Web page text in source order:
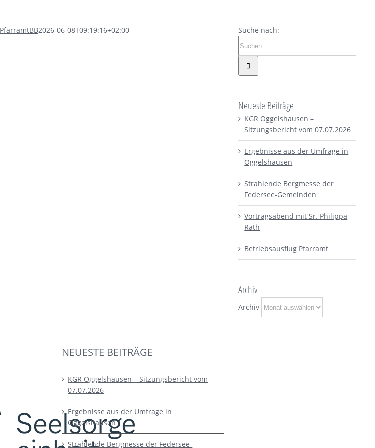
PfarramtBB2026-06-08T09:19:16+02:00
Suche nach:
Neueste Beiträge
KGR Oggelshausen –
Sitzungsbericht vom 07.07.2026
Ergebnisse aus der Umfrage in
Oggelshausen
Strahlende Bergmesse der
Federsee-Gemeinden
Vortragsabend mit Sr. Philippa
Rath
Betriebsausflug Pfarramt
Archiv
Archiv
NEUESTE BEITRÄGE
KGR Oggelshausen – Sitzungsbericht vom
07.07.2026
Ergebnisse aus der Umfrage in
Oggelshausen
Strahlende Bergmesse der Federsee-